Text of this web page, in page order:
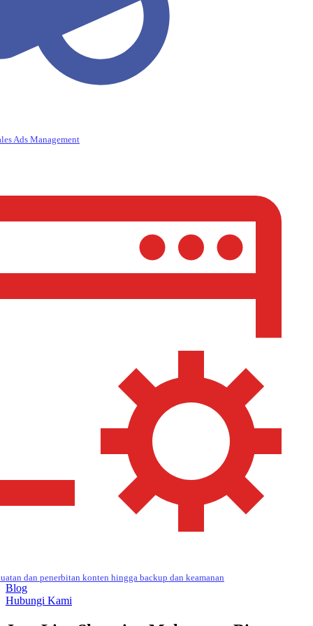
Ads Management
dan penerbitan konten hingga backup dan keamanan
Blog
Hubungi Kami